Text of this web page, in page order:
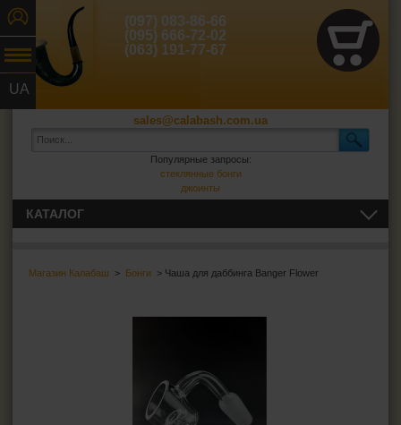
UA
(097) 083-86-66
(095) 666-72-02
(063) 191-77-67
sales@calabash.com.ua
Популярные запросы:
стеклянные бонги
джоинты
Магазин Калабаш > Бонги > Чаша для даббинга Banger Flower
КАТАЛОГ
ЗАЖИГАЛКИ
ПЕПЕЛЬНИЦЫ